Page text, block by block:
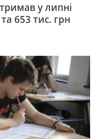
у липні
653 тис. грн